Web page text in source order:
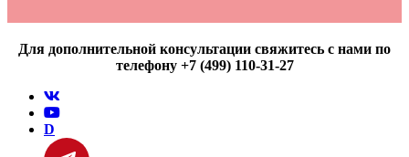
Для дополнительной консультации свяжитесь с нами по
телефону +7 (499) 110-31-27
D